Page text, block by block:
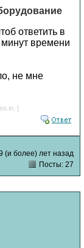
ответить в
минут времени
не мне
]
(и более) лет назад
Посты: 27